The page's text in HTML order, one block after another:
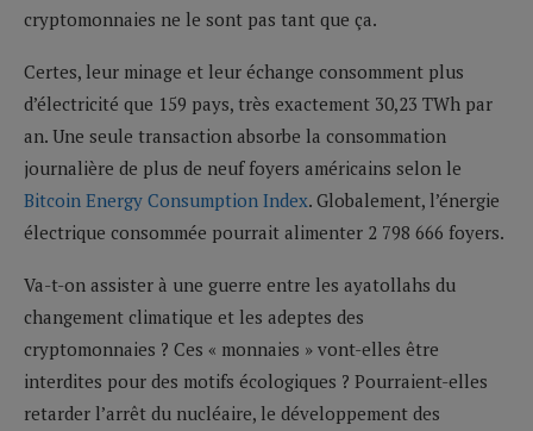
cryptomonnaies ne le sont pas tant que ça.
Certes, leur minage et leur échange consomment plus
d’électricité que 159 pays, très exactement 30,23 TWh par
an. Une seule transaction absorbe la consommation
journalière de plus de neuf foyers américains selon le
Bitcoin Energy Consumption Index. Globalement, l’énergie
électrique consommée pourrait alimenter 2 798 666 foyers.
Va-t-on assister à une guerre entre les ayatollahs du
changement climatique et les adeptes des
cryptomonnaies ? Ces « monnaies » vont-elles être
interdites pour des motifs écologiques ? Pourraient-elles
retarder l’arrêt du nucléaire, le développement des